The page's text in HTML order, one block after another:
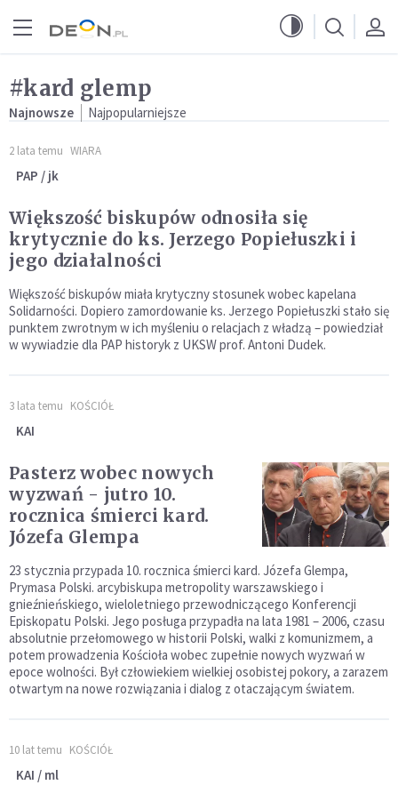
#kard glemp
Najnowsze Najpopularniejsze
2 lata temu WIARA
PAP / jk
Większość biskupów odnosiła się
krytycznie do ks. Jerzego Popiełuszki i
jego działalności
Większość biskupów miała krytyczny stosunek wobec kapelana
Solidarności. Dopiero zamordowanie ks. Jerzego Popiełuszki stało się
punktem zwrotnym w ich myśleniu o relacjach z władzą – powiedział
w wywiadzie dla PAP historyk z UKSW prof. Antoni Dudek.
3 lata temu KOŚCIÓŁ
KAI
Pasterz wobec nowych
wyzwań - jutro 10.
rocznica śmierci kard.
Józefa Glempa
23 stycznia przypada 10. rocznica śmierci kard. Józefa Glempa,
Prymasa Polski. arcybiskupa metropolity warszawskiego i
gnieźnieńskiego, wieloletniego przewodniczącego Konferencji
Episkopatu Polski. Jego posługa przypadła na lata 1981 – 2006, czasu
absolutnie przełomowego w historii Polski, walki z komunizmem, a
potem prowadzenia Kościoła wobec zupełnie nowych wyzwań w
epoce wolności. Był człowiekiem wielkiej osobistej pokory, a zarazem
otwartym na nowe rozwiązania i dialog z otaczającym światem.
10 lat temu KOŚCIÓŁ
KAI / ml